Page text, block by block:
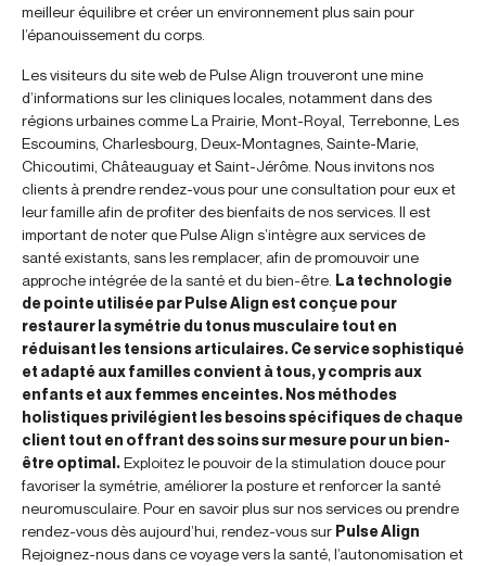
meilleur équilibre et créer un environnement plus sain pour
l’épanouissement du corps.
Les visiteurs du site web de Pulse Align trouveront une mine
d’informations sur les cliniques locales, notamment dans des
régions urbaines comme La Prairie, Mont-Royal, Terrebonne, Les
Escoumins, Charlesbourg, Deux-Montagnes, Sainte-Marie,
Chicoutimi, Châteauguay et Saint-Jérôme. Nous invitons nos
clients à prendre rendez-vous pour une consultation pour eux et
leur famille afin de profiter des bienfaits de nos services. Il est
important de noter que Pulse Align s’intègre aux services de
santé existants, sans les remplacer, afin de promouvoir une
approche intégrée de la santé et du bien-être. La technologie
de pointe utilisée par Pulse Align est conçue pour
restaurer la symétrie du tonus musculaire tout en
réduisant les tensions articulaires. Ce service sophistiqué
et adapté aux familles convient à tous, y compris aux
enfants et aux femmes enceintes. Nos méthodes
holistiques privilégient les besoins spécifiques de chaque
client tout en offrant des soins sur mesure pour un bien-
être optimal.Exploitez le pouvoir de la stimulation douce pour
favoriser la symétrie, améliorer la posture et renforcer la santé
neuromusculaire. Pour en savoir plus sur nos services ou prendre
rendez-vous dès aujourd’hui, rendez-vous sur Pulse Align
Rejoignez-nous dans ce voyage vers la santé, l’autonomisation et